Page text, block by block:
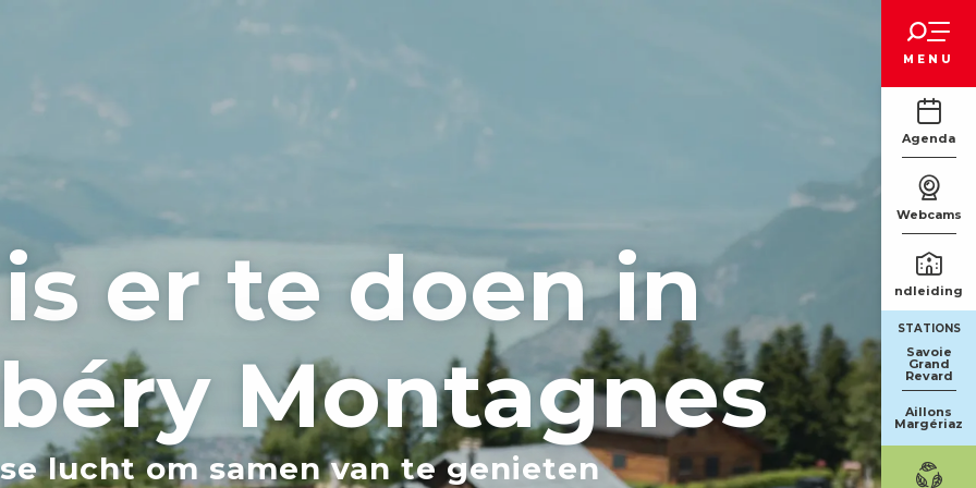
MENU
Agenda
Webcams
STATIONS
Savoie
Grand
Revard
Aillons
Margériaz
er te doen in
Montagnes
lucht om samen van te genieten